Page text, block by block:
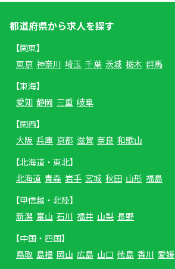
都道府県から求人を探す
【関東】
東京 神奈川 埼玉 千葉 茨城 栃木 群馬
【東海】
愛知 静岡 三重 岐阜
【関西】
大阪 兵庫 京都 滋賀 奈良 和歌山
【北海道・東北】
北海道 青森 岩手 宮城 秋田 山形 福島
【甲信越・北陸】
新潟 富山 石川 福井 山梨 長野
【中国・四国】
鳥取 島根 岡山 広島 山口 徳島 香川 愛媛